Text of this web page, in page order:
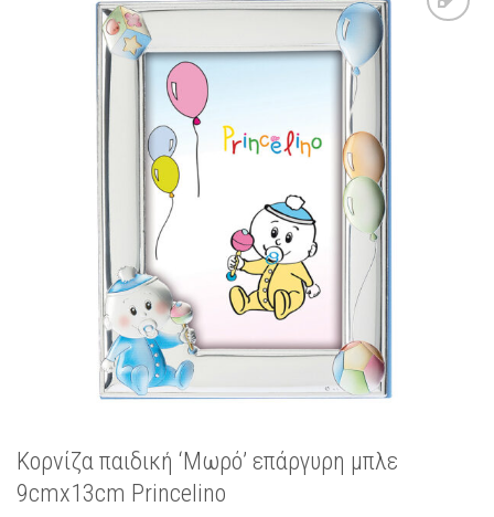
Κορνίζα παιδική ‘Μωρό’ επάργυρη μπλε
9cmx13cm Princelino